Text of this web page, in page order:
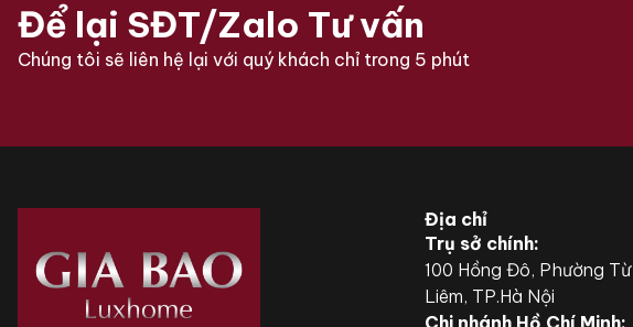
Để lại SĐT/Zalo Tư vấn
Chúng tôi sẽ liên hệ lại với quý khách chỉ trong 5 phút
Địa chỉ
Trụ sở chính:
100 Hồng Đô, Phường Từ
Liêm, TP.Hà Nội